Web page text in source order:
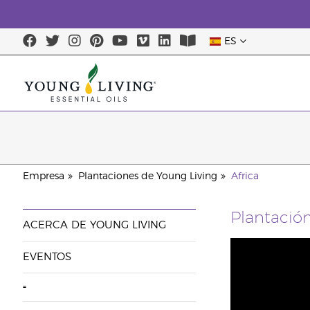
ES
Empresa Plantaciones de Young Living Africa
ACERCA DE YOUNG LIVING
EVENTOS
=